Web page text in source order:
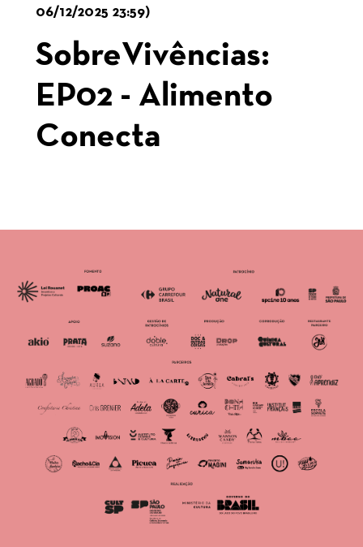
06/12/2025 23:59)
SobreVivências:
EP02 - Alimento
Conecta